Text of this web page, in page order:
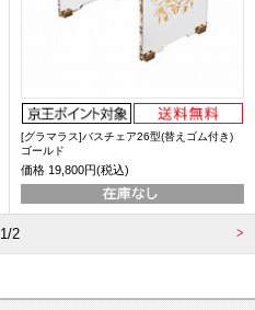
[グラマラス]バスチェア26型(替えゴム付き)
ゴールド
価格 19,800円(税込)
1/2